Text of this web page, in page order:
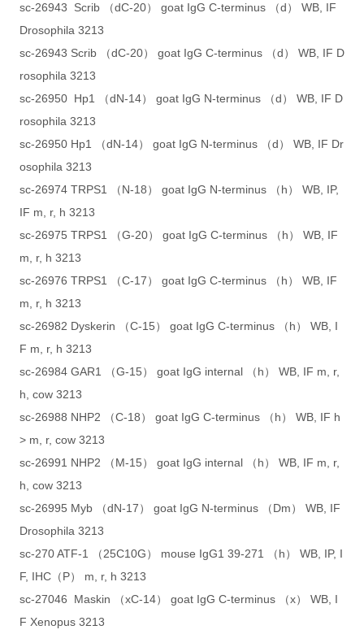
sc-26943 Scrib （dC-20） goat IgG C-terminus （d） WB, IF
Drosophila 3213
sc-26943 Scrib （dC-20） goat IgG C-terminus （d） WB, IF D
rosophila 3213
sc-26950 Hp1 （dN-14） goat IgG N-terminus （d） WB, IF D
rosophila 3213
sc-26950 Hp1 （dN-14） goat IgG N-terminus （d） WB, IF Dr
osophila 3213
sc-26974 TRPS1 （N-18） goat IgG N-terminus （h） WB, IP,
IF m, r, h 3213
sc-26975 TRPS1 （G-20） goat IgG C-terminus （h） WB, IF
m, r, h 3213
sc-26976 TRPS1 （C-17） goat IgG C-terminus （h） WB, IF
m, r, h 3213
sc-26982 Dyskerin （C-15） goat IgG C-terminus （h） WB, I
F m, r, h 3213
sc-26984 GAR1 （G-15） goat IgG internal （h） WB, IF m, r,
h, cow 3213
sc-26988 NHP2 （C-18） goat IgG C-terminus （h） WB, IF h
> m, r, cow 3213
sc-26991 NHP2 （M-15） goat IgG internal （h） WB, IF m, r,
h, cow 3213
sc-26995 Myb （dN-17） goat IgG N-terminus （Dm） WB, IF
Drosophila 3213
sc-270 ATF-1 （25C10G） mouse IgG1 39-271 （h） WB, IP, I
F, IHC（P） m, r, h 3213
sc-27046 Maskin （xC-14） goat IgG C-terminus （x） WB, I
F Xenopus 3213